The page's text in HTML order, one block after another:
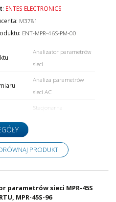
: ENTES ELECTRONICS
M3781
ENT-MPR-46S-PM-00
Analizator parametrów
sieci
Analiza parametrów
sieci AC
Stacjonarna
PRODUKT
parametrów sieci MPR-45S
MPR-45S-96